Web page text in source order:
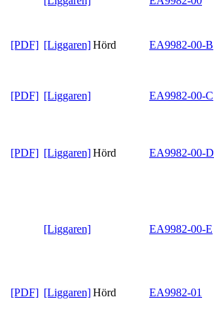
[PDF] [Liggaren]Hörd EA9982-00-B
[PDF] [Liggaren] EA9982-00-C
[PDF] [Liggaren]Hörd EA9982-00-D
[Liggaren] EA9982-00-E
[PDF] [Liggaren]Hörd EA9982-01